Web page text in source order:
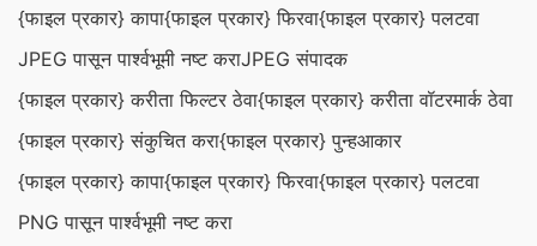
{फाइल प्रकार} कापा{फाइल प्रकार} फिरवा{फाइल प्रकार} पलटवा
JPEG पासून पार्श्वभूमी नष्ट कराJPEG संपादक
{फाइल प्रकार} करीता फिल्टर ठेवा{फाइल प्रकार} करीता वॉटरमार्क ठेवा
{फाइल प्रकार} संकुचित करा{फाइल प्रकार} पुन्हआकार
{फाइल प्रकार} कापा{फाइल प्रकार} फिरवा{फाइल प्रकार} पलटवा
PNG पासून पार्श्वभूमी नष्ट करा